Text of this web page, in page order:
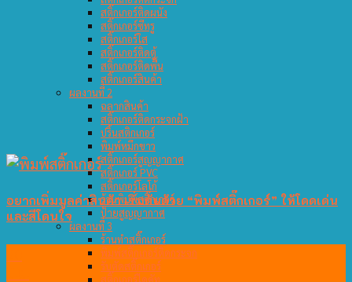
สติ๊กเกอร์ติดผนัง
สติ๊กเกอร์ซีทรู
สติ๊กเกอร์ใส
สติ๊กเกอร์ติดตู้
สติ๊กเกอร์ติดพื้น
สติ๊กเกอร์สินค้า
ผลงานที่ 2
ฉลากสินค้า
สติ๊กเกอร์ติดกระจกฝ้า
ปริ้นสติกเกอร์
พิมพ์หมึกขาว
สติ๊กเกอร์สูญญากาศ
สติ๊กเกอร์ PVC
สติ๊กเกอร์โลโก้
ร้านพิมพ์สติ๊กเกอร์
ป้ายสูญญากาศ
ผลงานที่ 3
ร้านทำสติ๊กเกอร์
พิมพ์สติ๊กเกอร์ติดกระจก
รับตัดสติ๊กเกอร์
อยากเพิ่มมูลค่าสินค้า เริ่มต้นด้วย “พิมพ์สติ๊กเกอร์” ให้โดดเด่น
และสีโดนใจ